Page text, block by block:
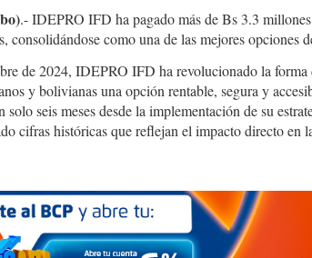
.- IDEPRO IFD ha pagado más de Bs 3.3 millones
consolidándose como una de las mejores opciones
de 2024, IDEPRO IFD ha revolucionado la forma
y bolivianas una opción rentable, segura y
seis meses desde la implementación de su
cifras históricas que reflejan el impacto directo en